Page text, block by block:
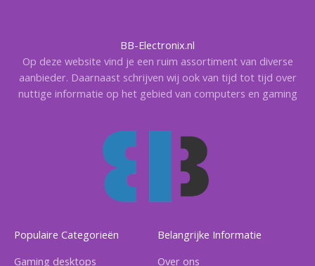
BB-Electronix.nl
Op deze website vind je een ruim assortiment van diverse
aanbieder. Daarnaast schrijven wij ook van tijd tot tijd over
nuttige informatie op het gebied van computers en gaming
Populaire Categorieën
Gaming desktops
Belangrijke Informatie
Over ons